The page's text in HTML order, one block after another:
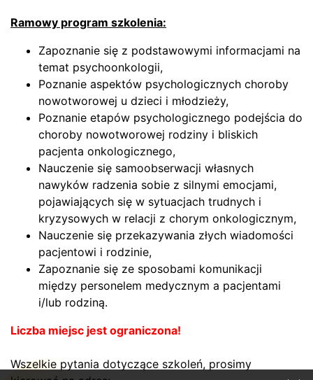
Ramowy program szkolenia:
Zapoznanie się z podstawowymi informacjami na
temat psychoonkologii,
Poznanie aspektów psychologicznych choroby
nowotworowej u dzieci i młodzieży,
Poznanie etapów psychologicznego podejścia do
choroby nowotworowej rodziny i bliskich
pacjenta onkologicznego,
Nauczenie się samoobserwacji własnych
nawyków radzenia sobie z silnymi emocjami,
pojawiających się w sytuacjach trudnych i
kryzysowych w relacji z chorym onkologicznym,
Nauczenie się przekazywania złych wiadomości
pacjentowi i rodzinie,
Zapoznanie się ze sposobami komunikacji
między personelem medycznym a pacjentami
i/lub rodziną.
Liczba miejsc jest ograniczona!
Wszelkie pytania dotyczące szkoleń, prosimy